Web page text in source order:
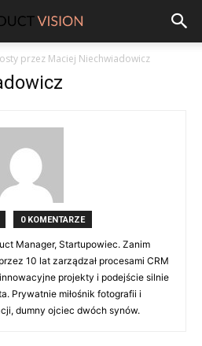
przez Maciej Niechwiadowicz
0 KOMENTARZE
Manager, Startupowiec. Zanim
10 lat zarządzał procesami CRM
projekty i podejście silnie
Prywatnie miłośnik fotografii i
dumny ojciec dwóch synów.